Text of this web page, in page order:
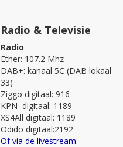
Radio & Televisie
Radio
Ether: 107.2 Mhz
DAB+: kanaal 5C (DAB lokaal
33)
Ziggo digitaal: 916
KPN digitaal: 1189
XS4All digitaal: 1189
Odido digitaal:2192
Of via de livestream